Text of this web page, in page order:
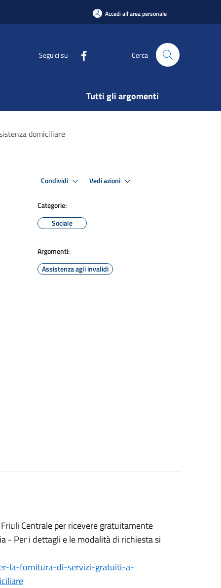
Accedi all'area personale
Seguici su Cerca
Tutti gli argomenti
domiciliare
Condividi Vedi azioni
Categorie:
Sociale
Argomenti:
Assistenza agli invalidi
Centrale per ricevere gratuitamente
- Per i dettagli e le modalità di richiesta si
la-fornitura-di-servizi-gratuiti-a-